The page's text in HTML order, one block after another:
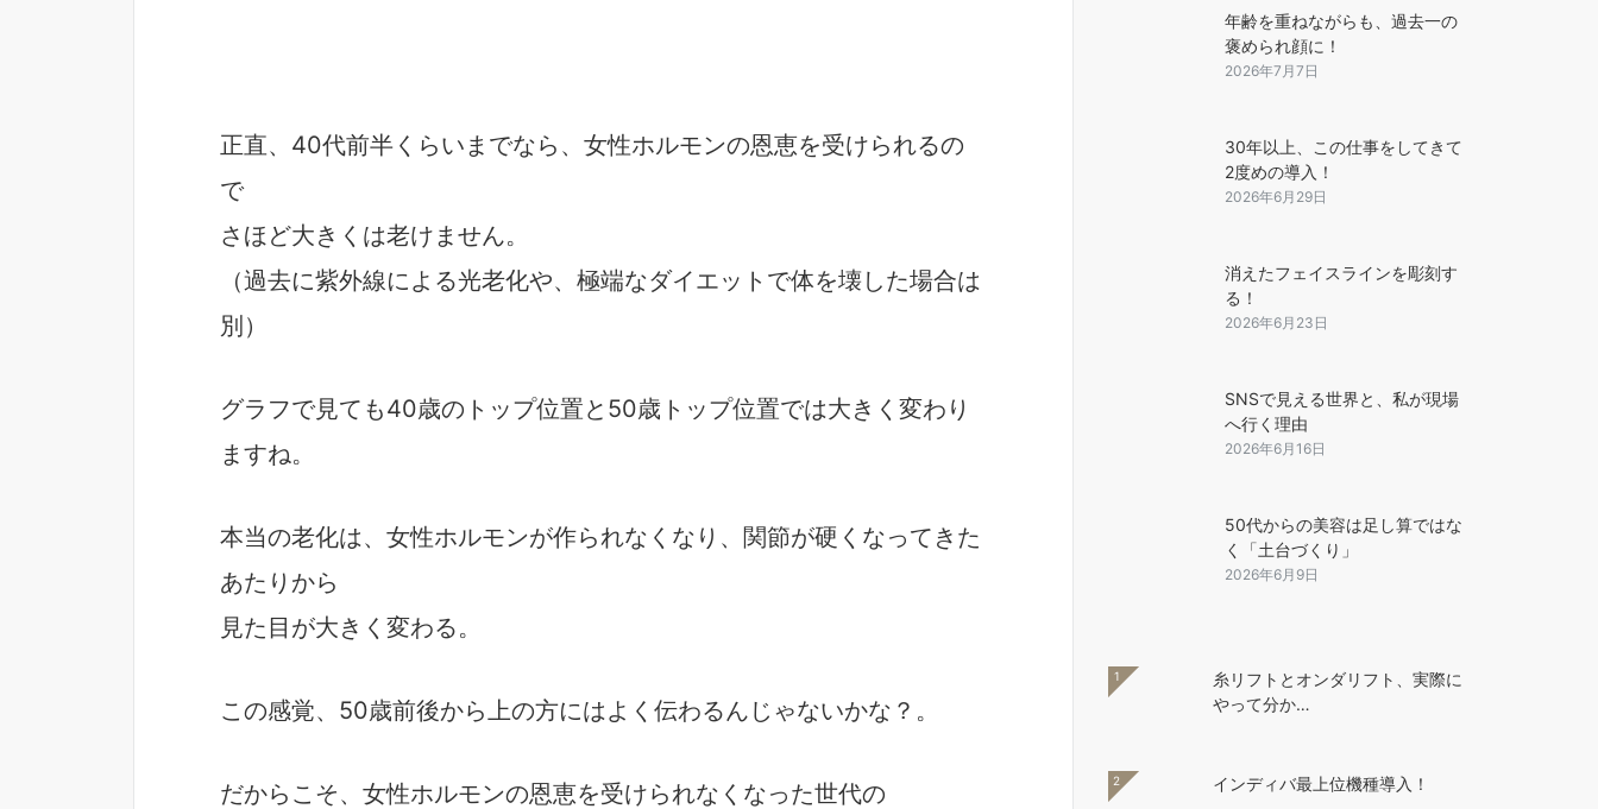
正直、40代前半くらいまでなら、女性ホルモンの恩恵を受けられるの
で
さほど大きくは老けません。
（過去に紫外線による光老化や、極端なダイエットで体を壊した場合は
別）
グラフで見ても40歳のトップ位置と50歳トップ位置では大きく変わり
ますね。
本当の老化は、女性ホルモンが作られなくなり、関節が硬くなってきた
あたりから
見た目が大きく変わる。
この感覚、50歳前後から上の方にはよく伝わるんじゃないかな？。
だからこそ、女性ホルモンの恩恵を受けられなくなった世代の
年齢を重ねながらも、過去一の
褒められ顔に！
2026年7月7日
30年以上、この仕事をしてきて
2度めの導入！
2026年6月29日
消えたフェイスラインを彫刻す
る！
2026年6月23日
SNSで見える世界と、私が現場
へ行く理由
2026年6月16日
50代からの美容は足し算ではな
く「土台づくり」
2026年6月9日
1
糸リフトとオンダリフト、実際に
やって分か…
2 インディバ最上位機種導入！